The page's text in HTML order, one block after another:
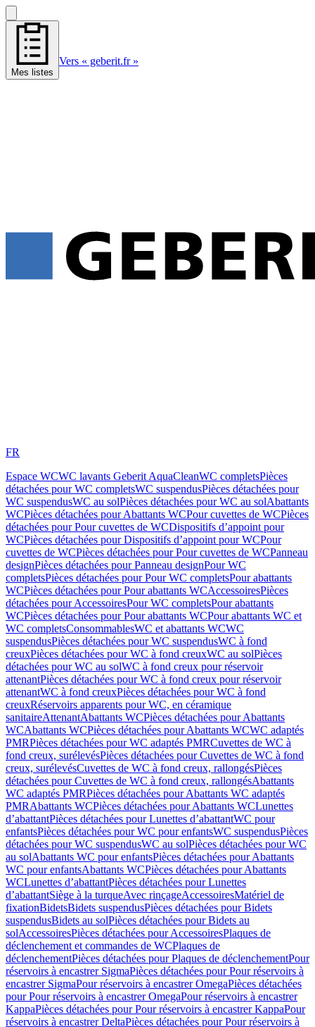
Mes listes
Vers « geberit.fr »
FR
Espace WCWC lavants Geberit AquaCleanWC completsPièces
détachées pour WC completsWC suspendusPièces détachées pour
WC suspendusWC au solPièces détachées pour WC au solAbattants
WCPièces détachées pour Abattants WCPour cuvettes de WCPièces
détachées pour Pour cuvettes de WCDispositifs d’appoint pour
WCPièces détachées pour Dispositifs d’appoint pour WCPour
cuvettes de WCPièces détachées pour Pour cuvettes de WCPanneau
designPièces détachées pour Panneau designPour WC
completsPièces détachées pour Pour WC completsPour abattants
WCPièces détachées pour Pour abattants WCAccessoiresPièces
détachées pour AccessoiresPour WC completsPour abattants
WCPièces détachées pour Pour abattants WCPour abattants WC et
WC completsConsommablesWC et abattants WCWC
suspendusPièces détachées pour WC suspendusWC à fond
creuxPièces détachées pour WC à fond creuxWC au solPièces
détachées pour WC au solWC à fond creux pour réservoir
attenantPièces détachées pour WC à fond creux pour réservoir
attenantWC à fond creuxPièces détachées pour WC à fond
creuxRéservoirs apparents pour WC, en céramique
sanitaireAttenantAbattants WCPièces détachées pour Abattants
WCAbattants WCPièces détachées pour Abattants WCWC adaptés
PMRPièces détachées pour WC adaptés PMRCuvettes de WC à
fond creux, surélevésPièces détachées pour Cuvettes de WC à fond
creux, surélevésCuvettes de WC à fond creux, rallongésPièces
détachées pour Cuvettes de WC à fond creux, rallongésAbattants
WC adaptés PMRPièces détachées pour Abattants WC adaptés
PMRAbattants WCPièces détachées pour Abattants WCLunettes
d’abattantPièces détachées pour Lunettes d’abattantWC pour
enfantsPièces détachées pour WC pour enfantsWC suspendusPièces
détachées pour WC suspendusWC au solPièces détachées pour WC
au solAbattants WC pour enfantsPièces détachées pour Abattants
WC pour enfantsAbattants WCPièces détachées pour Abattants
WCLunettes d’abattantPièces détachées pour Lunettes
d’abattantSiège à la turqueAvec rinçageAccessoiresMatériel de
fixationBidetsBidets suspendusPièces détachées pour Bidets
suspendusBidets au solPièces détachées pour Bidets au
solAccessoiresPièces détachées pour AccessoiresPlaques de
déclenchement et commandes de WCPlaques de
déclenchementPièces détachées pour Plaques de déclenchementPour
réservoirs à encastrer SigmaPièces détachées pour Pour réservoirs à
encastrer SigmaPour réservoirs à encastrer OmegaPièces détachées
pour Pour réservoirs à encastrer OmegaPour réservoirs à encastrer
KappaPièces détachées pour Pour réservoirs à encastrer KappaPour
réservoirs à encastrer DeltaPièces détachées pour Pour réservoirs à